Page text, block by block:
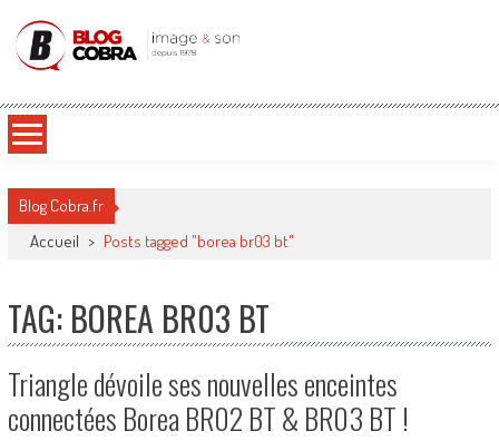
Blog Cobra
Blog Cobra.fr
Accueil > Posts tagged "borea br03 bt"
TAG: BOREA BR03 BT
Triangle dévoile ses nouvelles enceintes
connectées Borea BR02 BT & BR03 BT !